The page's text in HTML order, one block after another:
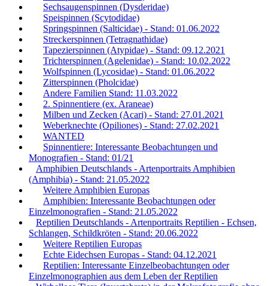
Sechsaugenspinnen (Dysderidae)
Speispinnen (Scytodidae)
Springspinnen (Salticidae) - Stand: 01.06.2022
Streckerspinnen (Tetragnathidae)
Tapezierspinnen (Atypidae) - Stand: 09.12.2021
Trichterspinnen (Agelenidae) - Stand: 10.02.2022
Wolfspinnen (Lycosidae) - Stand: 01.06.2022
Zitterspinnen (Pholcidae)
Andere Familien Stand: 11.03.2022
2. Spinnentiere (ex. Araneae)
Milben und Zecken (Acari) - Stand: 27.01.2021
Weberknechte (Opiliones) - Stand: 27.02.2021
WANTED
Spinnentiere: Interessante Beobachtungen und
Monografien - Stand: 01/21
Amphibien Deutschlands - Artenportraits Amphibien
(Amphibia) - Stand: 21.05.2022
Weitere Amphibien Europas
Amphibien: Interessante Beobachtungen oder
Einzelmonografien - Stand: 21.05.2022
Reptilien Deutschlands - Artenportraits Reptilien - Echsen,
Schlangen, Schildkröten - Stand: 20.06.2022
Weitere Reptilien Europas
Echte Eidechsen Europas - Stand: 04.12.2021
Reptilien: Interessante Einzelbeobachtungen oder
Einzelmonographien aus dem Leben der Reptilien